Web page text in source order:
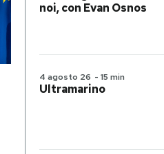
noi, con Evan Osnos
4 agosto 26 - 15 min
Ultramarino